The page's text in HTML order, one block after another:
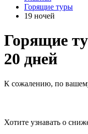
Горящие туры
19 ночей
Горящие
20 дней
К сожалению, по
Хотите узнавать о